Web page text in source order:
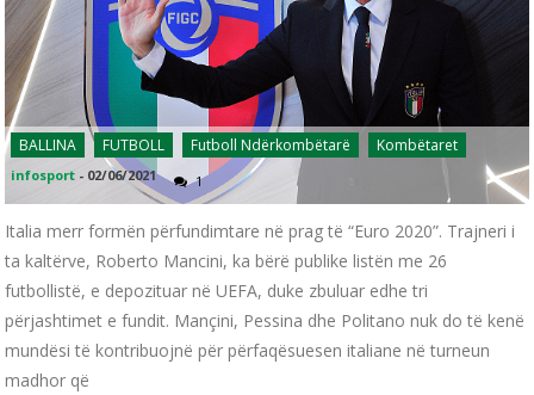
BALLINA FUTBOLL Futboll Ndërkombëtarë Kombëtaret
infosport - 02/06/2021 1
Italia merr formën përfundimtare në prag të “Euro 2020”. Trajneri i
ta kaltërve, Roberto Mancini, ka bërë publike listën me 26
futbollistë, e depozituar në UEFA, duke zbuluar edhe tri
përjashtimet e fundit. Mançini, Pessina dhe Politano nuk do të kenë
mundësi të kontribuojnë për përfaqësuesen italiane në turneun
madhor që